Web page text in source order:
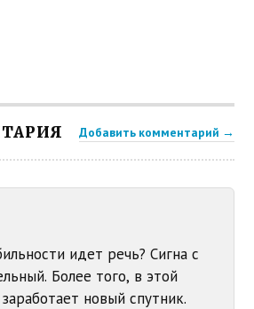
Добавить комментарий →
идет речь? Сигна с
Более того, в этой
новый спутник.